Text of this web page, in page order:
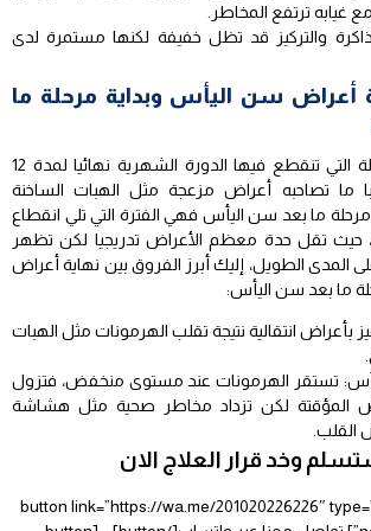
غيابه ترتفع المخاطر.
والتركيز قد تظل خفيفة لكنها مستمرة لدى
أعراض سن اليأس وبداية مرحلة ما
سن اليأس هو المرحلة التي تنقطع فيها الدورة الشهرية نهائيا لمدة 12
ما تصاحبه أعراض مزعجة مثل الهبات الساخنة
مرحلة ما بعد سن اليأس فهي الفترة التي تلي انقطاع
تقل حدة معظم الأعراض تدريجيا لكن تظهر
المدى الطويل، إليك أبرز الفروق بين نهاية أعراض
ما بعد سن اليأس:
بأعراض انتقالية نتيجة تقلب الهرمونات مثل الهبات
تستقر الهرمونات عند مستوى منخفض، فتزول
المؤقتة لكن تزداد مخاطر صحية مثل هشاشة
القلب.
وخد قرار العلاج الان
[button link=”https://wa.me/201020226226″